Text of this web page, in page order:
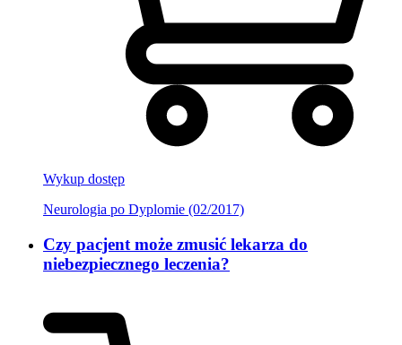
Wykup dostęp
Neurologia po Dyplomie (02/2017)
Czy pacjent może zmusić lekarza do
niebezpiecznego leczenia?